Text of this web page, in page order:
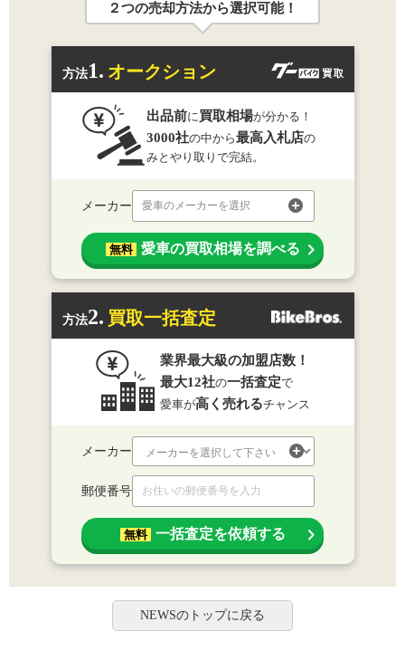
２つの売却方法から選択可能！
方法1. オークション
出品前に買取相場が分かる！
3000社の中から最高入札店の
みとやり取りで完結。
メーカー 愛車のメーカーを選択
無料 愛車の買取相場を調べる
方法2. 買取一括査定
業界最大級の加盟店数！
最大12社の一括査定で
愛車が高く売れるチャンス
メーカー
郵便番号
無料 一括査定を依頼する
NEWSのトップに戻る